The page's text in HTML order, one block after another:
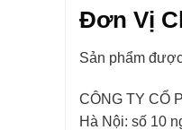
Đơn Vị
Sản phẩm
CÔNG TY CỔ
Hà Nội: số 10